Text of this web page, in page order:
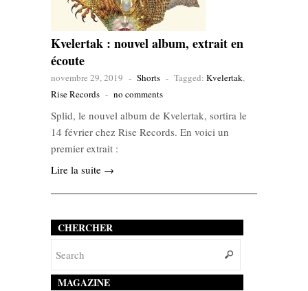
Kvelertak : nouvel album, extrait en
écoute
novembre 29, 2019 - Shorts - Tagged: Kvelertak,
Rise Records - no comments
Splid, le nouvel album de Kvelertak, sortira le
14 février chez Rise Records. En voici un
premier extrait :
Lire la suite →
CHERCHER
MAGAZINE